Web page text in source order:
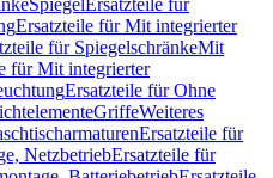
Spiegel Ersatzteile für
Ersatzteile für Mit integrierter
für SpiegelschränkeMit
für Mit integrierter
Ersatzteile für Ohne
GriffeWeiteres
Ersatzteile für
NetzbetriebErsatzteile für